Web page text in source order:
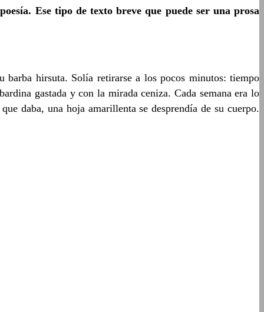
Ese tipo de texto breve que puede ser una prosa
barba hirsuta. Solía retirarse a los pocos minutos: tiempo
gastada y con la mirada ceniza. Cada semana era lo
daba, una hoja amarillenta se desprendía de su cuerpo.